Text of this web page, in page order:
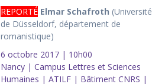
REPORTÉ Elmar Schafroth (Université
de Düsseldorf, département de
romanistique)
6 octobre 2017 | 10h00
Nancy | Campus Lettres et Sciences
Humaines | ATILF | Bâtiment CNRS |